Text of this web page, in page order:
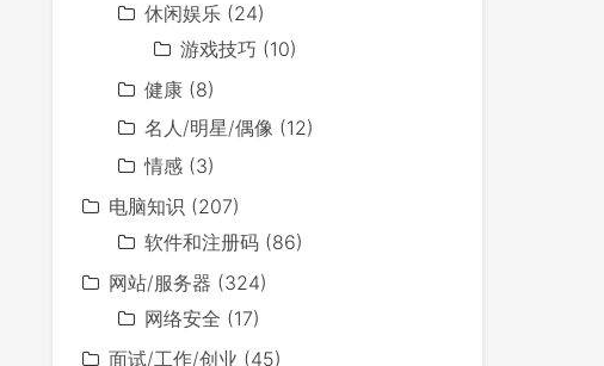
休闲娱乐 (24)
游戏技巧 (10)
健康 (8)
名人/明星/偶像 (12)
情感 (3)
电脑知识 (207)
软件和注册码 (86)
网站/服务器 (324)
网络安全 (17)
面试/工作/创业 (45)